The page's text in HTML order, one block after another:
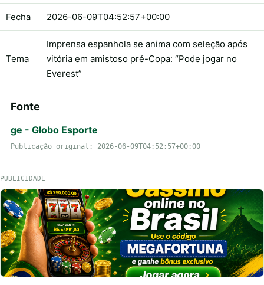
Fecha 2026-06-09T04:52:57+00:00
Tema
Imprensa espanhola se anima com seleção após
vitória em amistoso pré-Copa: “Pode jogar no
Everest”
Fonte
ge - Globo Esporte
Publicação original: 2026-06-09T04:52:57+00:00
PUBLICIDADE